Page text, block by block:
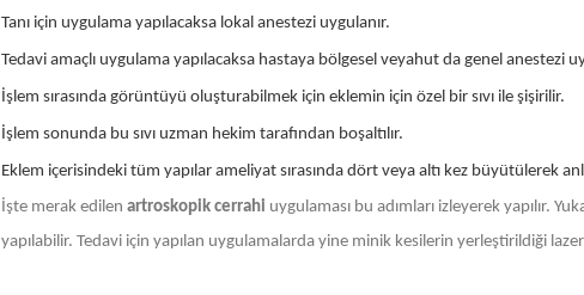
Tanı için uygulama yapılacaksa lokal anestezi uygulanır.
Tedavi amaçlı uygulama yapılacaksa hastaya bölgesel veyahut da genel anestezi
İşlem sırasında görüntüyü oluşturabilmek için eklemin için özel bir sıvı ile şişirilir.
İşlem sonunda bu sıvı uzman hekim tarafından boşaltılır.
Eklem içerisindeki tüm yapılar ameliyat sırasında dört veya altı kez büyütülerek
İşte merak edilen artroskopik cerrahi uygulaması bu adımları izleyerek yapılır.
yapılabilir. Tedavi için yapılan uygulamalarda yine minik kesilerin yerleştirildiği